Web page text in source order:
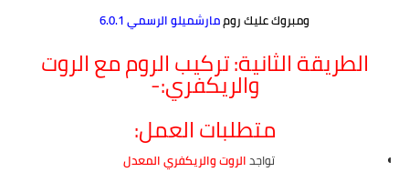
ومبروك عليك روممارشميلو الرسمي 6.0.1
الطريقة الثانية: تركيب الروم مع الروت
والريكفري:-
متطلبات العمل:
تواجدالروتوالريكفري المعدل